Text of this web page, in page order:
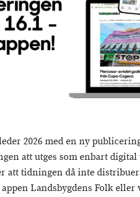
2026 med en ny
att utges som enbart digital
att tidningen då inte
Landsbygdens Folk eller